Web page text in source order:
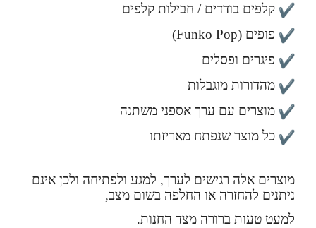
קלפים בודדים / חבילות קלפים
פופים (Funko Pop)
פיגרים ופסלים
מהדורות מוגבלות
מוצרים עם ערך אספני משתנה
כל מוצר שנפתח מאריזתו
מוצרים אלה רגישים לערך, למגע ולפתיחה ולכן אינם
ניתנים להחזרה או החלפה בשום מצב,
למעט טעות ברורה מצד החנות.